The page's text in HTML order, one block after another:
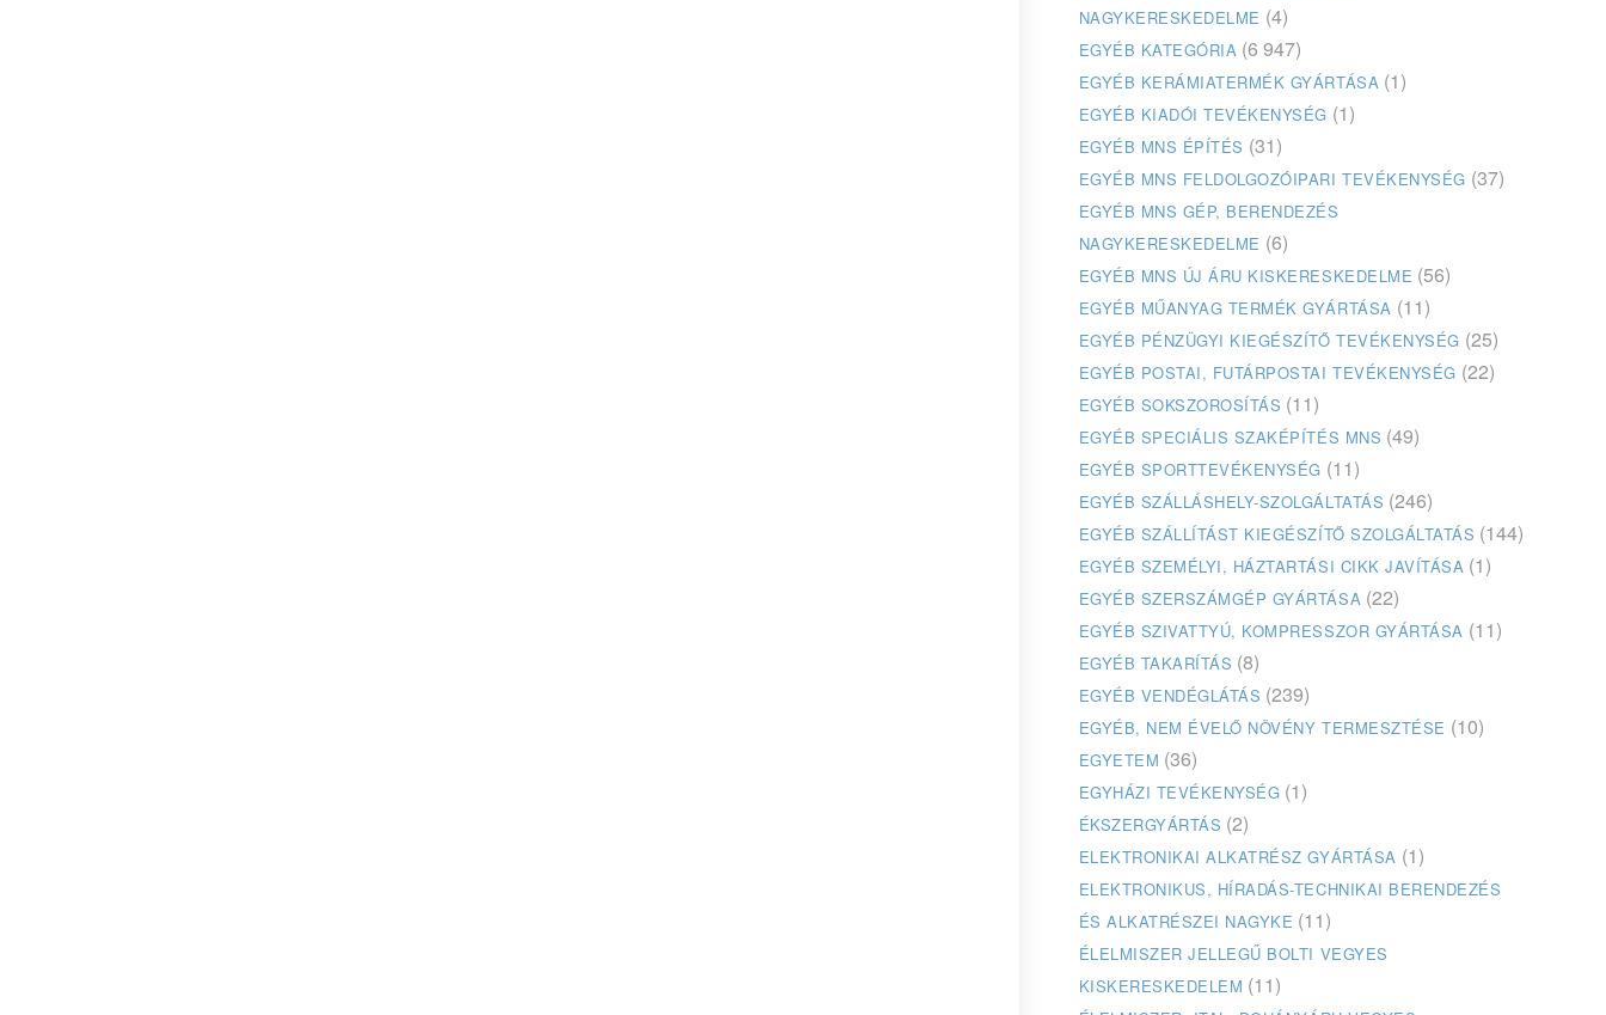
NAGYKERESKEDELME (4)
EGYÉB KATEGÓRIA (6 947)
EGYÉB KERÁMIATERMÉK GYÁRTÁSA (1)
EGYÉB KIADÓI TEVÉKENYSÉG (1)
EGYÉB MNS ÉPÍTÉS (31)
EGYÉB MNS FELDOLGOZÓIPARI TEVÉKENYSÉG (37)
EGYÉB MNS GÉP, BERENDEZÉS
NAGYKERESKEDELME (6)
EGYÉB MNS ÚJ ÁRU KISKERESKEDELME (56)
EGYÉB MŰANYAG TERMÉK GYÁRTÁSA (11)
EGYÉB PÉNZÜGYI KIEGÉSZÍTŐ TEVÉKENYSÉG (25)
EGYÉB POSTAI, FUTÁRPOSTAI TEVÉKENYSÉG (22)
EGYÉB SOKSZOROSÍTÁS (11)
EGYÉB SPECIÁLIS SZAKÉPÍTÉS MNS (49)
EGYÉB SPORTTEVÉKENYSÉG (11)
EGYÉB SZÁLLÁSHELY-SZOLGÁLTATÁS (246)
EGYÉB SZÁLLÍTÁST KIEGÉSZÍTŐ SZOLGÁLTATÁS (144)
EGYÉB SZEMÉLYI, HÁZTARTÁSI CIKK JAVÍTÁSA (1)
EGYÉB SZERSZÁMGÉP GYÁRTÁSA (22)
EGYÉB SZIVATTYÚ, KOMPRESSZOR GYÁRTÁSA (11)
EGYÉB TAKARÍTÁS (8)
EGYÉB VENDÉGLÁTÁS (239)
EGYÉB, NEM ÉVELŐ NÖVÉNY TERMESZTÉSE (10)
EGYETEM (36)
EGYHÁZI TEVÉKENYSÉG (1)
ÉKSZERGYÁRTÁS (2)
ELEKTRONIKAI ALKATRÉSZ GYÁRTÁSA (1)
ELEKTRONIKUS, HÍRADÁS-TECHNIKAI BERENDEZÉS
ÉS ALKATRÉSZEI NAGYKE (11)
ÉLELMISZER JELLEGŰ BOLTI VEGYES
KISKERESKEDELEM (11)